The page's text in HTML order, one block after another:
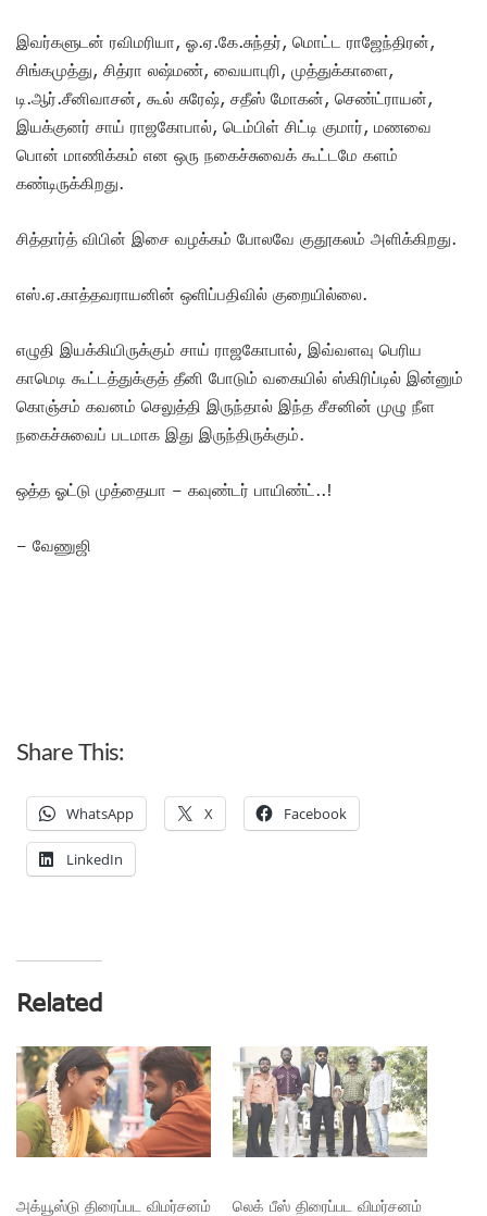
இவர்களுடன் ரவிமரியா, ஓ.ஏ.கே.சுந்தர், மொட்ட ராஜேந்திரன்,
சிங்கமுத்து, சித்ரா லஷ்மண், வையாபுரி, முத்துக்காளை,
டி.ஆர்.சீனிவாசன், கூல் சுரேஷ், சதீஸ் மோகன், செண்ட்ராயன்,
இயக்குனர் சாய் ராஜகோபால், டெம்பிள் சிட்டி குமார், மணவை
பொன் மாணிக்கம் என ஒரு நகைச்சுவைக் கூட்டமே களம்
கண்டிருக்கிறது.
சித்தார்த் விபின் இசை வழக்கம் போலவே குதூகலம் அளிக்கிறது.
எஸ்.ஏ.காத்தவராயனின் ஒளிப்பதிவில் குறையில்லை.
எழுதி இயக்கியிருக்கும் சாய் ராஜகோபால், இவ்வளவு பெரிய
காமெடி கூட்டத்துக்குத் தீனி போடும் வகையில் ஸ்கிரிப்டில் இன்னும்
கொஞ்சம் கவனம் செலுத்தி இருந்தால் இந்த சீசனின் முழு நீள
நகைச்சுவைப் படமாக இது இருந்திருக்கும்.
ஒத்த ஓட்டு முத்தையா – கவுண்டர் பாயிண்ட்..!
– வேணுஜி
Share This:
WhatsApp X Facebook
LinkedIn
Related
அக்யூஸ்டு திரைப்பட விமர்சனம்
லெக் பீஸ் திரைப்பட விமர்சனம்